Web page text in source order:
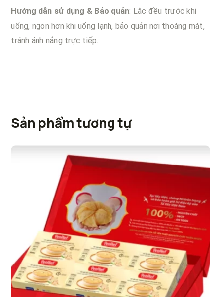
Hướng dẫn sử dụng & Bảo quản: Lắc đều trước khi
uống, ngon hơn khi uống lạnh, bảo quản nơi thoáng mát,
tránh ánh nắng trực tiếp.
Sản phẩm tương tự